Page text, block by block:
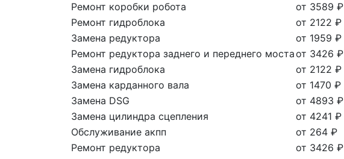
Ремонт коробки робота
от 3589 ₽
Ремонт гидроблока
от 2122 ₽
Замена редуктора
от 1959 ₽
Ремонт редуктора заднего и переднего мостаот 3426 ₽
Замена гидроблока
от 2122 ₽
Замена карданного вала
от 1470 ₽
Замена DSG
от 4893 ₽
Замена цилиндра сцепления
от 4241 ₽
Обслуживание акпп
от 264 ₽
Ремонт редуктора
от 3426 ₽